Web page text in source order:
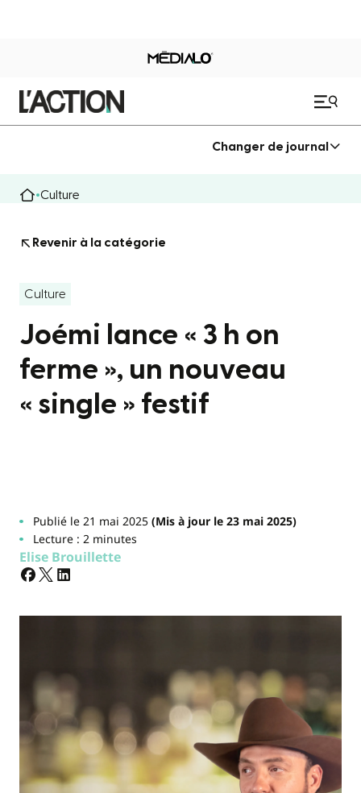
Changer de journal
Culture
Revenir à la catégorie
Culture
Joémi lance « 3 h on
ferme », un nouveau
« single » festif
Publié le 21 mai 2025(Mis à jour le 23 mai 2025)
Lecture : 2 minutes
Elise Brouillette